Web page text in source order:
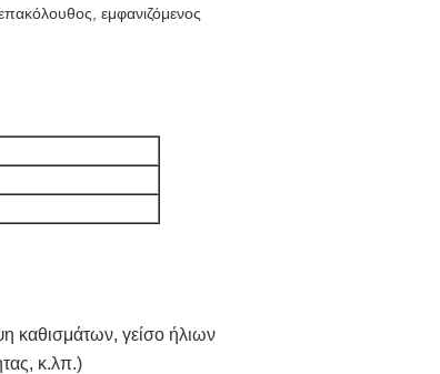
εμφανιζόμενος
καθισμάτων, γείσο ήλιων
κ.λπ.)